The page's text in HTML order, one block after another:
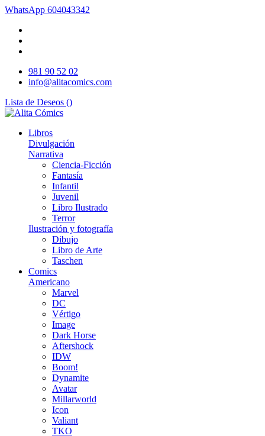
WhatsApp 604043342
981 90 52 02
info@alitacomics.com
Lista de Deseos ()
Libros
Divulgación
Narrativa
Ciencia-Ficción
Fantasía
Infantil
Juvenil
Libro Ilustrado
Terror
Ilustración y fotografía
Dibujo
Libro de Arte
Taschen
Comics
Americano
Marvel
DC
Vértigo
Image
Dark Horse
Aftershock
IDW
Boom!
Dynamite
Avatar
Millarworld
Icon
Valiant
TKO